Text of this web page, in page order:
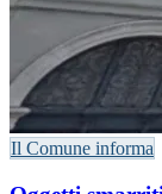
Il Comune informa